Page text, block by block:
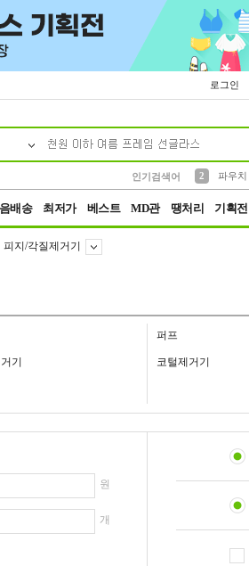
로그인
인기검색어
2
파우치
배송 최저가 베스트 MD관 땡처리 기획전
피지/각질제거기
퍼프
기 코털제거기
원
개